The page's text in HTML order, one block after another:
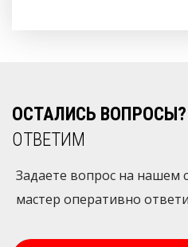
ОСТАЛИСЬ ВОПРОСЫ?
ОТВЕТИМ
Задаете вопрос на нашем
мастер оперативно